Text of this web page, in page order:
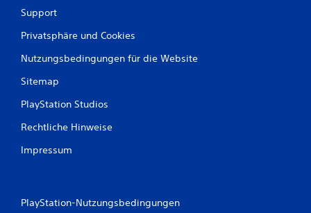
Support
Privatsphäre und Cookies
Nutzungsbedingungen für die Website
Sitemap
PlayStation Studios
Rechtliche Hinweise
Impressum
PlayStation-Nutzungsbedingungen